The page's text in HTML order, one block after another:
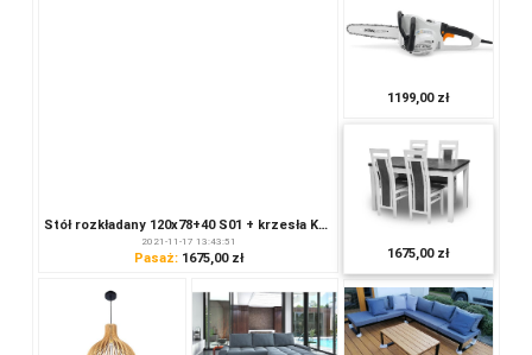
Lato z Radiem i Telewizją Polską
2026-08-22 09:00
Centrum Wypoczynku i Rekreacji
Kantoria, kampus Akademii Tarnowskiej
Zespół „Śląsk” dla Niepodległej
2026-11-07 18:00
Stół rozkładany 120x78+40 S01 + krzesła Kanzas 4 szt. - różne kolory, wymiary!
2021-11-17 13:43:51
Pasaż: 1675,00 zł
1199,00 zł
1675,00 zł